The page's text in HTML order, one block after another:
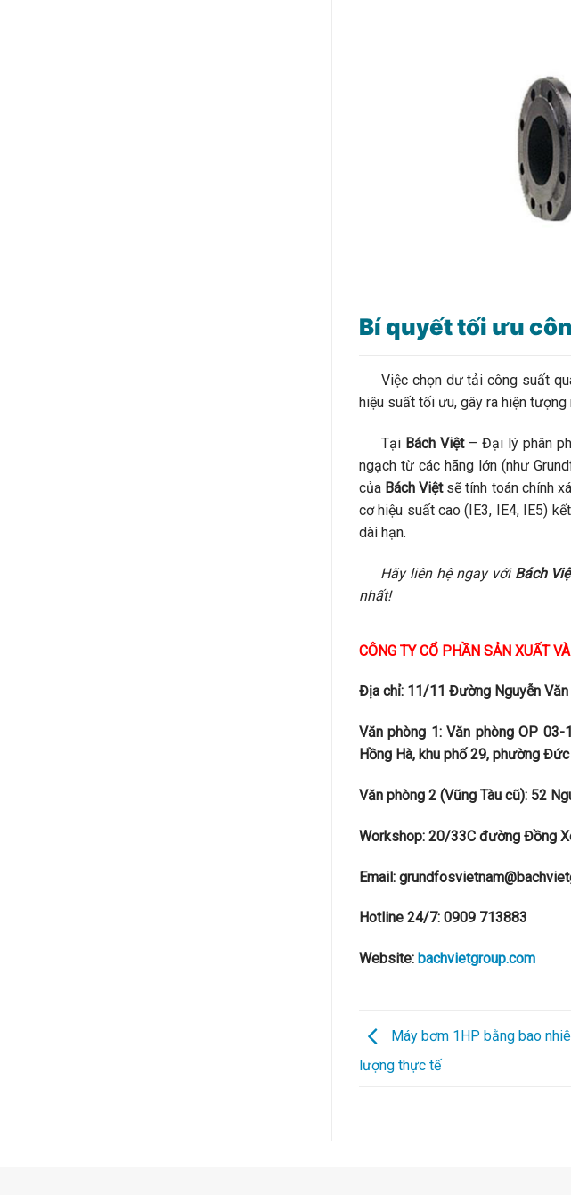
Bí quyết tối ưu
Việc chọn dư tải công suất
hiệu suất tối ưu, gây ra hiện
Tại Bách Việt– Đại lý phân
ngạch từ các hãng lớn (như
của Bách Việtsẽ tính toán chính
cơ hiệu suất cao (IE3, IE4, IE5)
dài hạn.
Hãy liên hệ ngay với Bách
nhất!
CÔNG TY CỔ PHẦN SẢN XUẤT
Địa chỉ: 11/11 Đường Nguyễn Văn
Văn phòng 1: Văn phòng OP
Hồng Hà, khu phố 29, phường
Văn phòng 2 (Vũng Tàu cũ): 52
Workshop: 20/33C đường Đồng
Email:
Hotline 24/7: 0909 713883
Website: bachvietgroup.com
Máy bơm 1HP bằng bao
lượng thực tế